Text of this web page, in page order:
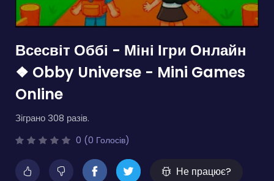
Всесвіт Оббі - Міні Ігри Онлайн
❖ Obby Universe - Mini Games
Online
Зіграно 308 разів.
0 (0 Голосів)
Не працює?